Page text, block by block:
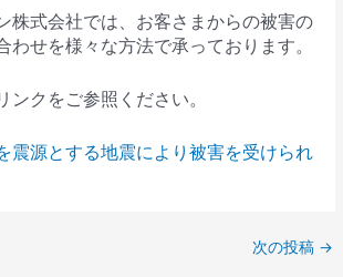
株式会社では、お客さまからの被害の
わせを様々な方法で承っております。
ンクをご参照ください。
震源とする地震により被害を受けられ
次の投稿 →